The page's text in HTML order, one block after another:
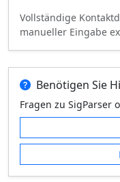
Vollständige
manueller Eingabe
Benötigen Sie
Fragen zu SigParser